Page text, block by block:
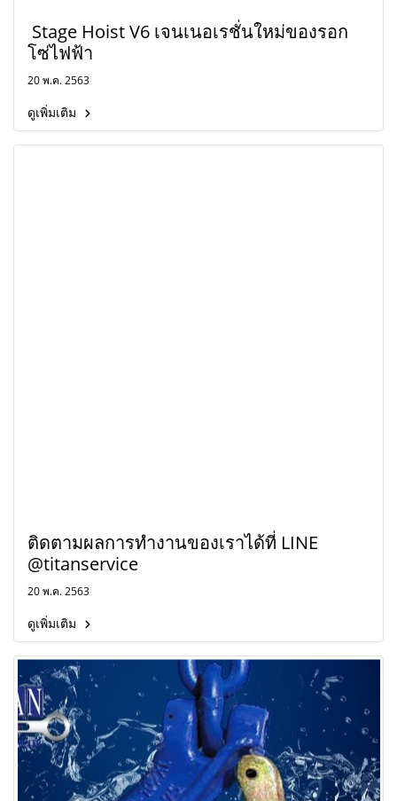
Stage Hoist V6 เจนเนอเรชั่นใหม่ของรอก
โซ่ไฟฟ้า
20 พ.ค. 2563
ดูเพิ่มเติม
ติดตามผลการทำงานของเราได้ที่ LINE
@titanservice
20 พ.ค. 2563
ดูเพิ่มเติม